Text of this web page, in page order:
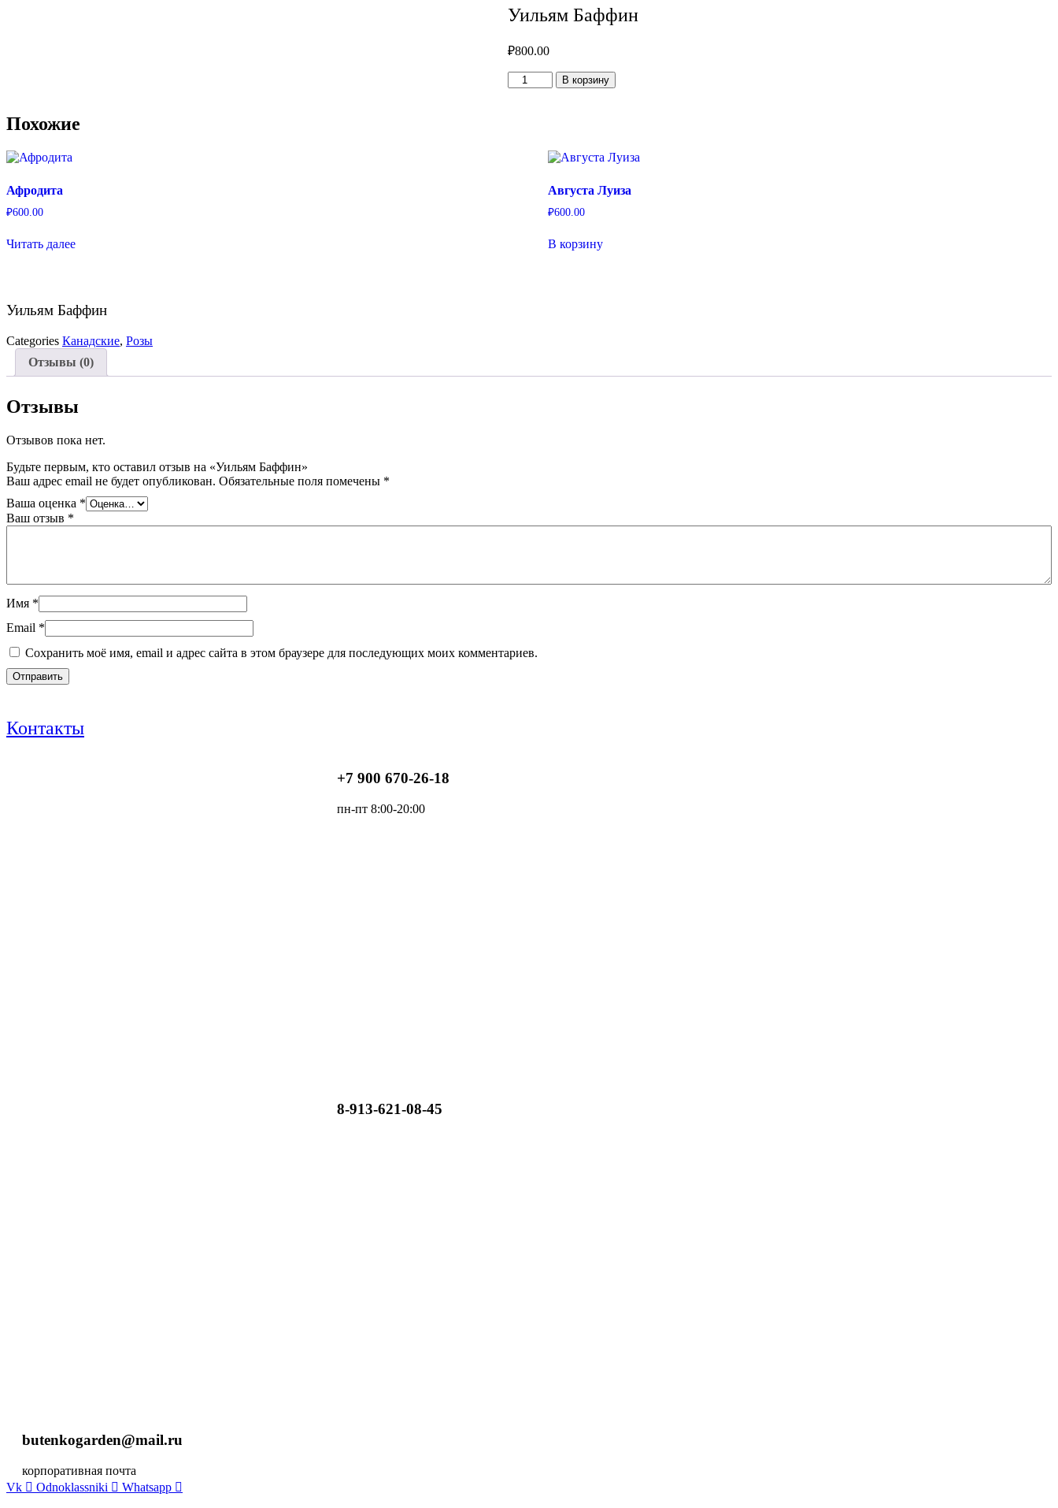
Уильям Баффин
₽800.00
Количество
товара
В корзину
Похожие
Афродита
₽600.00
Читать далее
Августа Луиза
₽600.00
В корзину
Уильям Баффин
Categories Канадские, Розы
Отзывы (0)
Отзывы
Отзывов пока нет.
Будьте первым, кто оставил отзыв на «Уильям Баффин»
Ваш адрес email не будет опубликован. Обязательные поля помечены *
Ваша оценка *
Ваш отзыв *
Имя *
Email *
Сохранить моё имя, email и адрес сайта в этом браузере для последующих моих комментариев.
Контакты
+7 900 670-26-18
пн-пт 8:00-20:00
8-913-621-08-45
butenkogarden@mail.ru
корпоративная почта
Vk
Odnoklassniki Whatsapp